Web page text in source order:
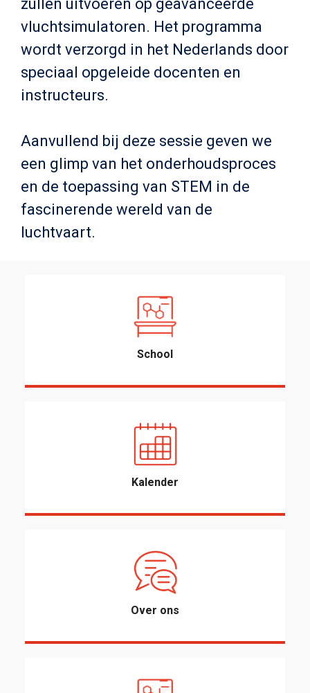
zullen uitvoeren op geavanceerde
vluchtsimulatoren. Het programma
wordt verzorgd in het Nederlands door
speciaal opgeleide docenten en
instructeurs.
Aanvullend bij deze sessie geven we
een glimp van het onderhoudsproces
en de toepassing van STEM in de
fascinerende wereld van de
luchtvaart.
School
Kalender
Over ons